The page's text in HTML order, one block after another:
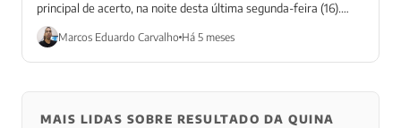
principal de acerto, na noite desta última segunda-feira (16).
Com isso, o...
Marcos Eduardo Carvalho Há 5 meses
MAIS LIDAS SOBRE RESULTADO DA QUINA